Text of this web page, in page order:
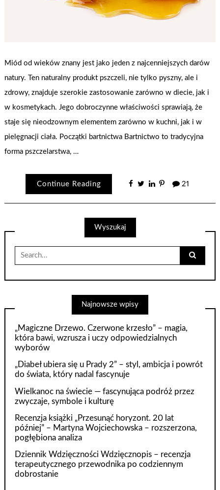
Miód od wieków znany jest jako jeden z najcenniejszych darów
natury. Ten naturalny produkt pszczeli, nie tylko pyszny, ale i
zdrowy, znajduje szerokie zastosowanie zarówno w diecie, jak i
w kosmetykach. Jego dobroczynne właściwości sprawiają, że
staje się nieodzownym elementem zarówno w kuchni, jak i w
pielęgnacji ciała. Początki bartnictwa Bartnictwo to tradycyjna
forma pszczelarstwa, …
Continue Reading 21
Wyszukaj
Search
for:
Najnowsze wpisy
„Magiczne Drzewo. Czerwone krzesło” – magia,
która bawi, wzrusza i uczy odpowiedzialnych
wyborów
„Diabeł ubiera się u Prady 2” – styl, ambicja i powrót
do świata, który nadal fascynuje
Wielkanoc na świecie — fascynująca podróż przez
zwyczaje, symbole i kulturę
Recenzja książki „Przesunąć horyzont. 20 lat
później” – Martyna Wojciechowska – rozszerzona,
pogłębiona analiza
Dziennik Wdzięczności Wdzięcznopis – recenzja
terapeutycznego przewodnika po codziennym
dobrostanie